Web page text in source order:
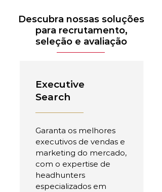
Descubra nossas soluções
para recrutamento,
seleção e avaliação
Executive
Search
Garanta os melhores
executivos de vendas e
marketing do mercado,
com o expertise de
headhunters
especializados em